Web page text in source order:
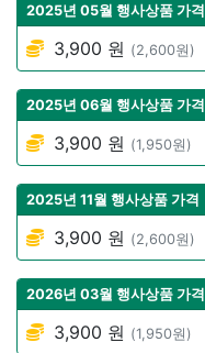
2025년 05월 행사상품 가격
3,900 원 (2,600원)
2025년 06월 행사상품 가격
3,900 원 (1,950원)
2025년 11월 행사상품 가격
3,900 원 (2,600원)
2026년 03월 행사상품 가격
3,900 원 (1,950원)